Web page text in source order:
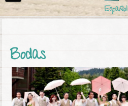
Español
Bodas